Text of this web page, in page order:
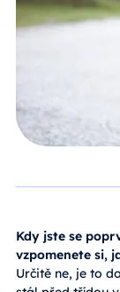
Kdy jste se
vzpomenete si,
Určitě ne, je to